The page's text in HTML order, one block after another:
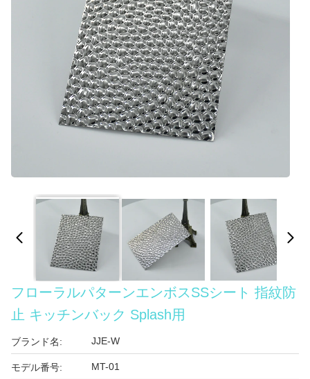
フローラルパターンエンボスSSシート 指紋防
止 キッチンバック Splash用
ブランド名: JJE-W
モデル番号: MT-01